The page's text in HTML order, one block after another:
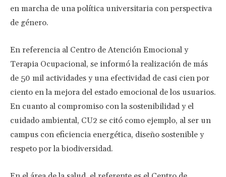
en marcha de una política universitaria con perspectiva
de género.
En referencia al Centro de Atención Emocional y
Terapia Ocupacional, se informó la realización de más
de 50 mil actividades y una efectividad de casi cien por
ciento en la mejora del estado emocional de los usuarios.
En cuanto al compromiso con la sostenibilidad y el
cuidado ambiental, CU2 se citó como ejemplo, al ser un
campus con eficiencia energética, diseño sostenible y
respeto por la biodiversidad.